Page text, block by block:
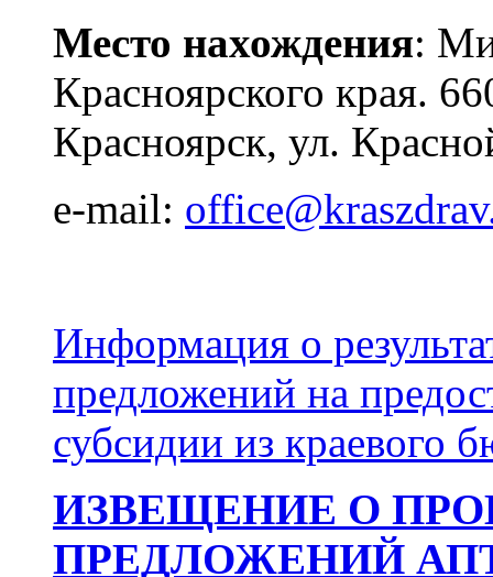
Место нахождения:
Красноярского края.
Красноярск, ул.
e-mail:
Информация о
предложений на
субсидии из краевого
ИЗВЕЩЕНИЕ О
ПРЕДЛОЖЕНИЙ